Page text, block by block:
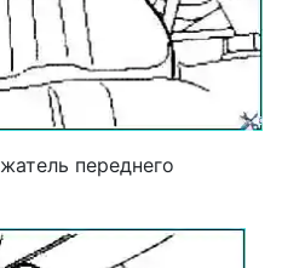
переднего